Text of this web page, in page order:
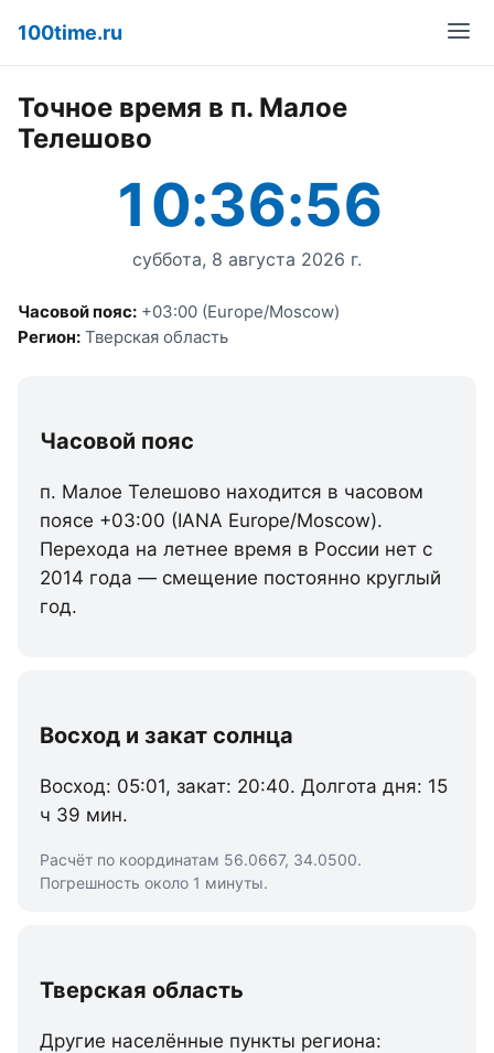
100time.ru
Точное время в п. Малое
Телешово
10:36:56
суббота, 8 августа 2026 г.
Часовой пояс: +03:00 (Europe/Moscow)
Регион: Тверская область
Часовой пояс
п. Малое Телешово находится в часовом
поясе +03:00 (IANA Europe/Moscow).
Перехода на летнее время в России нет с
2014 года — смещение постоянно круглый
год.
Восход и закат солнца
Восход: 05:01, закат: 20:40. Долгота дня: 15
ч 39 мин.
Расчёт по координатам 56.0667, 34.0500.
Погрешность около 1 минуты.
Тверская область
Другие населённые пункты региона: